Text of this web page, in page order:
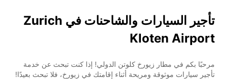
تأجير السيارات والشاحنات في Zurich
Kloten Airport
مرحبًا بكم في مطار زيورخ كلوتن الدولي! إذا كنت تبحث عن خدمة
تأجير سيارات موثوقة ومريحة أثناء إقامتك في زيورخ، فلا تبحث بعيدًا!